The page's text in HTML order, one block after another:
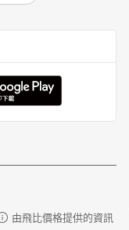
由飛比價格提供的資訊